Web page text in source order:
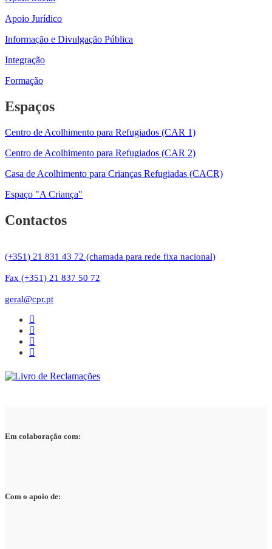
Apoio Jurídico
Informação e Divulgação Pública
Integração
Formação
Espaços
Centro de Acolhimento para Refugiados (CAR 1)
Centro de Acolhimento para Refugiados (CAR 2)
Casa de Acolhimento para Crianças Refugiadas (CACR)
Espaço "A Criança"
Contactos
(+351) 21 831 43 72 (chamada para rede fixa nacional)
Fax (+351) 21 837 50 72
geral@cpr.pt
Em colaboração com:
Com o apoio de: